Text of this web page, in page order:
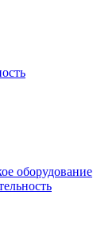
оборудование